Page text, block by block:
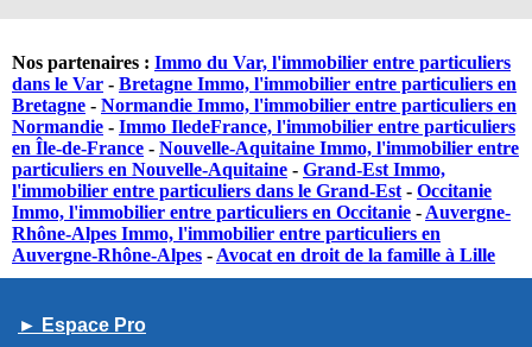
Nos partenaires : Immo du Var, l'immobilier entre particuliers
dans le Var - Bretagne Immo, l'immobilier entre particuliers en
Bretagne - Normandie Immo, l'immobilier entre particuliers en
Normandie - Immo IledeFrance, l'immobilier entre particuliers
en Île-de-France - Nouvelle-Aquitaine Immo, l'immobilier entre
particuliers en Nouvelle-Aquitaine - Grand-Est Immo,
l'immobilier entre particuliers dans le Grand-Est - Occitanie
Immo, l'immobilier entre particuliers en Occitanie - Auvergne-
Rhône-Alpes Immo, l'immobilier entre particuliers en
Auvergne-Rhône-Alpes - Avocat en droit de la famille à Lille
► Espace Pro